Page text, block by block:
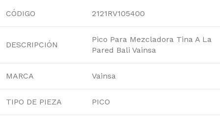
CÓDIGO 2121RV105400
DESCRIPCIÓN
Pico Para Mezcladora Tina A La
Pared Bali Vainsa
MARCA Vainsa
TIPO DE PIEZA PICO